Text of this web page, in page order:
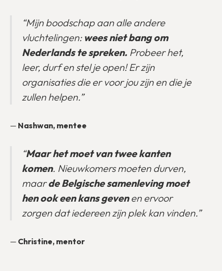
“Mijn boodschap aan alle andere
vluchtelingen: wees niet bang om
Nederlands te spreken. Probeer het,
leer, durf en stel je open! Er zijn
organisaties die er voor jou zijn en die je
zullen helpen.”
— Nashwan, mentee
“Maar het moet van twee kanten
komen. Nieuwkomers moeten durven,
maarde Belgische samenleving moet
hen ook een kans gevenen ervoor
zorgen dat iedereen zijn plek kan vinden.”
— Christine, mentor